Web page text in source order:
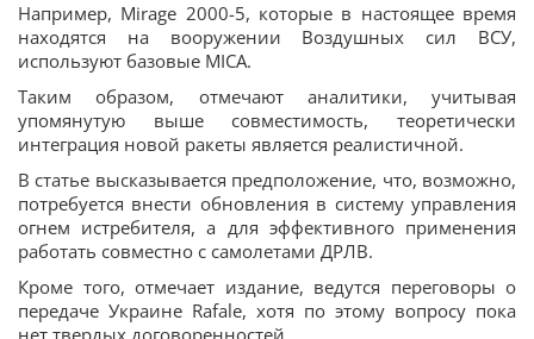
Например, Mirage 2000-5, которые в настоящее время
находятся на вооружении Воздушных сил ВСУ,
используют базовые MICA.
Таким образом, отмечают аналитики, учитывая
упомянутую выше совместимость, теоретически
интеграция новой ракеты является реалистичной.
В статье высказывается предположение, что, возможно,
потребуется внести обновления в систему управления
огнем истребителя, а для эффективного применения
работать совместно с самолетами ДРЛВ.
Кроме того, отмечает издание, ведутся переговоры о
передаче Украине Rafale, хотя по этому вопросу пока
нет твердых договоренностей.